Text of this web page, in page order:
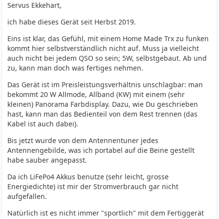
Servus Ekkehart,
ich habe dieses Gerät seit Herbst 2019.
Eins ist klar, das Gefühl, mit einem Home Made Trx zu funken
kommt hier selbstverständlich nicht auf. Muss ja vielleicht
auch nicht bei jedem QSO so sein; 5W, selbstgebaut. Ab und
zu, kann man doch was fertiges nehmen.
Das Gerät ist im Preisleistungsverhältnis unschlagbar: man
bekommt 20 W Allmode, Allband (KW) mit einem (sehr
kleinen) Panorama Farbdisplay. Dazu, wie Du geschrieben
hast, kann man das Bedienteil von dem Rest trennen (das
Kabel ist auch dabei).
Bis jetzt wurde von dem Antennentuner jedes
Antennengebilde, was ich portabel auf die Beine gestellt
habe sauber angepasst.
Da ich LiFePo4 Akkus benutze (sehr leicht, grosse
Energiedichte) ist mir der Stromverbrauch gar nicht
aufgefallen.
Natürlich ist es nicht immer "sportlich" mit dem Fertiggerät